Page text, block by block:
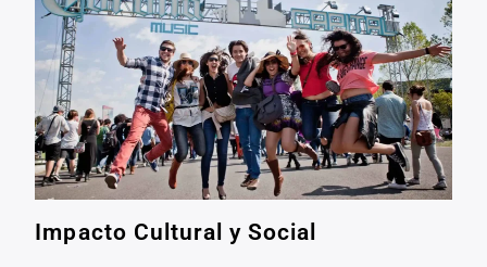
Impacto Cultural y Social